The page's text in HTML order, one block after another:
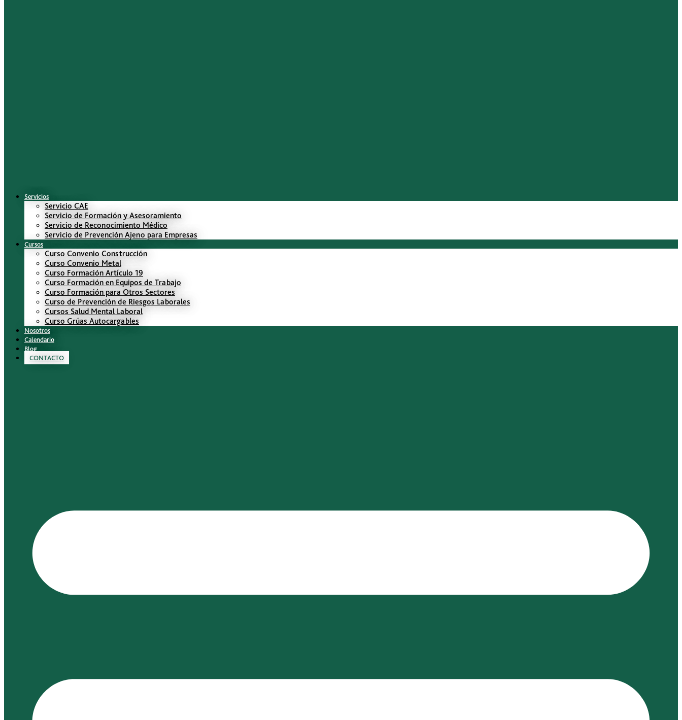
Servicios
Servicio CAE
Servicio de Formación y Asesoramiento
Servicio de Reconocimiento Médico
Servicio de Prevención Ajeno para Empresas
Cursos
Curso Convenio Construcción
Curso Convenio Metal
Curso Formación Artículo 19
Curso Formación en Equipos de Trabajo
Curso Formación para Otros Sectores
Curso de Prevención de Riesgos Laborales
Cursos Salud Mental Laboral
Curso Grúas Autocargables
Nosotros
Calendario
Blog
CONTACTO